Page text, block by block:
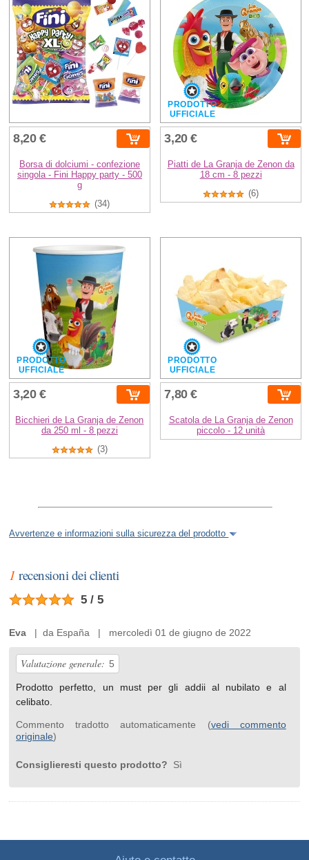
8,20 €
Borsa di dolciumi - confezione
singola - Fini Happy party - 500
g
(34)
PRODOTTO
UFFICIALE
3,20 €
Piatti de La Granja de Zenon da
18 cm - 8 pezzi
(6)
PRODOTTO
UFFICIALE
3,20 €
Bicchieri de La Granja de Zenon
da 250 ml - 8 pezzi
(3)
PRODOTTO
UFFICIALE
7,80 €
Scatola de La Granja de Zenon
piccolo - 12 unità
Avvertenze e informazioni sulla sicurezza del prodotto
1 recensioni dei clienti
5 / 5
Eva | da España | mercoledì 01 de giugno de 2022
Valutazione generale: 5
Prodotto perfetto, un must per gli addii al nubilato e al
celibato.
Commento tradotto automaticamente (vedi commento
originale)
Consiglieresti questo prodotto? Sì